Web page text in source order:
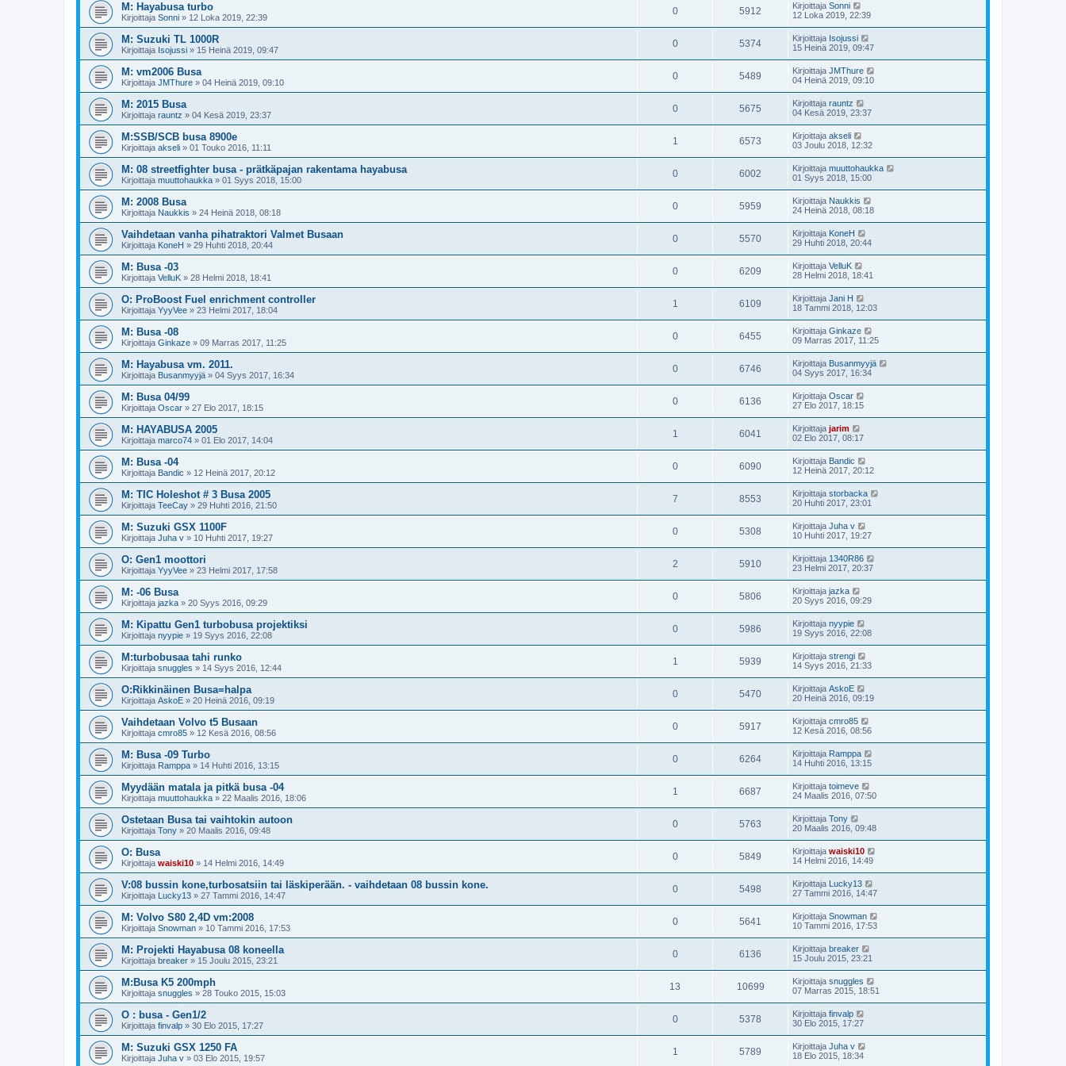
M: Hayabusa turbo
Kirjoittaja Sonni » 12 Loka 2019, 22:39
0 5912 Kirjoittaja Sonni
12 Loka 2019, 22:39
M: Suzuki TL 1000R
Kirjoittaja Isojussi » 15 Heinä 2019, 09:47
0 5374 Kirjoittaja Isojussi
15 Heinä 2019, 09:47
M: vm2006 Busa
Kirjoittaja JMThure » 04 Heinä 2019, 09:10
0 5489 Kirjoittaja JMThure
04 Heinä 2019, 09:10
M: 2015 Busa
Kirjoittaja rauntz » 04 Kesä 2019, 23:37
0 5675 Kirjoittaja rauntz
04 Kesä 2019, 23:37
M:SSB/SCB busa 8900e
Kirjoittaja akseli » 01 Touko 2016, 11:11
1 6573 Kirjoittaja akseli
03 Joulu 2018, 12:32
M: 08 streetfighter busa - prätkäpajan rakentama hayabusa
Kirjoittaja muuttohaukka » 01 Syys 2018, 15:00
0 6002 Kirjoittaja muuttohaukka
01 Syys 2018, 15:00
M: 2008 Busa
Kirjoittaja Naukkis » 24 Heinä 2018, 08:18
0 5959 Kirjoittaja Naukkis
24 Heinä 2018, 08:18
Vaihdetaan vanha pihatraktori Valmet Busaan
Kirjoittaja KoneH » 29 Huhti 2018, 20:44
0 5570 Kirjoittaja KoneH
29 Huhti 2018, 20:44
M: Busa -03
Kirjoittaja VelluK » 28 Helmi 2018, 18:41
0 6209 Kirjoittaja VelluK
28 Helmi 2018, 18:41
O: ProBoost Fuel enrichment controller
Kirjoittaja YyyVee » 23 Helmi 2017, 18:04
1 6109 Kirjoittaja Jani H
18 Tammi 2018, 12:03
M: Busa -08
Kirjoittaja Ginkaze » 09 Marras 2017, 11:25
0 6455 Kirjoittaja Ginkaze
09 Marras 2017, 11:25
M: Hayabusa vm. 2011.
Kirjoittaja Busanmyyjä » 04 Syys 2017, 16:34
0 6746 Kirjoittaja Busanmyyjä
04 Syys 2017, 16:34
M: Busa 04/99
Kirjoittaja Oscar » 27 Elo 2017, 18:15
0 6136 Kirjoittaja Oscar
27 Elo 2017, 18:15
M: HAYABUSA 2005
Kirjoittaja marco74 » 01 Elo 2017, 14:04
1 6041 Kirjoittaja jarim
02 Elo 2017, 08:17
M: Busa -04
Kirjoittaja Bandic » 12 Heinä 2017, 20:12
0 6090 Kirjoittaja Bandic
12 Heinä 2017, 20:12
M: TIC Holeshot # 3 Busa 2005
Kirjoittaja TeeCay » 29 Huhti 2016, 21:50
7 8553 Kirjoittaja storbacka
20 Huhti 2017, 23:01
M: Suzuki GSX 1100F
Kirjoittaja Juha v » 10 Huhti 2017, 19:27
0 5308 Kirjoittaja Juha v
10 Huhti 2017, 19:27
O: Gen1 moottori
Kirjoittaja YyyVee » 23 Helmi 2017, 17:58
2 5910 Kirjoittaja 1340R86
23 Helmi 2017, 20:37
M: -06 Busa
Kirjoittaja jazka » 20 Syys 2016, 09:29
0 5806 Kirjoittaja jazka
20 Syys 2016, 09:29
M: Kipattu Gen1 turbobusa projektiksi
Kirjoittaja nyypie » 19 Syys 2016, 22:08
0 5986 Kirjoittaja nyypie
19 Syys 2016, 22:08
M:turbobusaa tahi runko
Kirjoittaja snuggles » 14 Syys 2016, 12:44
1 5939 Kirjoittaja strengi
14 Syys 2016, 21:33
O:Rikkinäinen Busa=halpa
Kirjoittaja AskoE » 20 Heinä 2016, 09:19
0 5470 Kirjoittaja AskoE
20 Heinä 2016, 09:19
Vaihdetaan Volvo t5 Busaan
Kirjoittaja cmro85 » 12 Kesä 2016, 08:56
0 5917 Kirjoittaja cmro85
12 Kesä 2016, 08:56
M: Busa -09 Turbo
Kirjoittaja Ramppa » 14 Huhti 2016, 13:15
0 6264 Kirjoittaja Ramppa
14 Huhti 2016, 13:15
Myydään matala ja pitkä busa -04
Kirjoittaja muuttohaukka » 22 Maalis 2016, 18:06
1 6687 Kirjoittaja toimeve
24 Maalis 2016, 07:50
Ostetaan Busa tai vaihtokin autoon
Kirjoittaja Tony » 20 Maalis 2016, 09:48
0 5763 Kirjoittaja Tony
20 Maalis 2016, 09:48
O: Busa
Kirjoittaja waiski10 » 14 Helmi 2016, 14:49
0 5849 Kirjoittaja waiski10
14 Helmi 2016, 14:49
V:08 bussin kone,turbosatsiin tai läskiperään. - vaihdetaan 08 bussin kone.
Kirjoittaja Lucky13 » 27 Tammi 2016, 14:47
0 5498 Kirjoittaja Lucky13
27 Tammi 2016, 14:47
M: Volvo S80 2,4D vm:2008
Kirjoittaja Snowman » 10 Tammi 2016, 17:53
0 5641 Kirjoittaja Snowman
10 Tammi 2016, 17:53
M: Projekti Hayabusa 08 koneella
Kirjoittaja breaker » 15 Joulu 2015, 23:21
0 6136 Kirjoittaja breaker
15 Joulu 2015, 23:21
M:Busa K5 200mph
Kirjoittaja snuggles » 28 Touko 2015, 15:03
13 10699 Kirjoittaja snuggles
07 Marras 2015, 18:51
O : busa - Gen1/2
Kirjoittaja finvalp » 30 Elo 2015, 17:27
0 5378 Kirjoittaja finvalp
30 Elo 2015, 17:27
M: Suzuki GSX 1250 FA
Kirjoittaja Juha v » 03 Elo 2015, 19:57
1 5789 Kirjoittaja Juha v
18 Elo 2015, 18:34